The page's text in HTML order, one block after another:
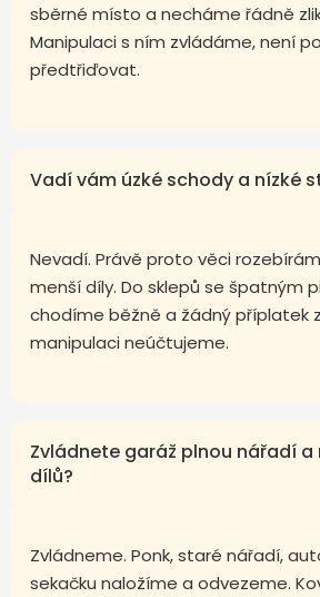
sběrné místo a necháme řádně
Manipulaci s ním zvládáme, není
předtřiďovat.
Vadí vám úzké schody a nízké
Nevadí. Právě proto věci
menší díly. Do sklepů se špatným
chodíme běžně a žádný příplatek
manipulaci neúčtujeme.
Zvládnete garáž plnou nářadí
dílů?
Zvládneme. Ponk, staré nářadí,
sekačku naložíme a odvezeme.